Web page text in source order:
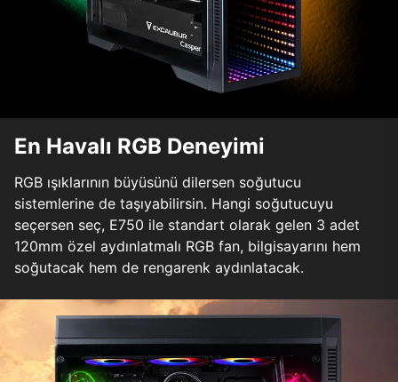
En Havalı RGB Deneyimi
RGB ışıklarının büyüsünü dilersen soğutucu
sistemlerine de taşıyabilirsin. Hangi soğutucuyu
seçersen seç, E750 ile standart olarak gelen 3 adet
120mm özel aydınlatmalı RGB fan, bilgisayarını hem
soğutacak hem de rengarenk aydınlatacak.